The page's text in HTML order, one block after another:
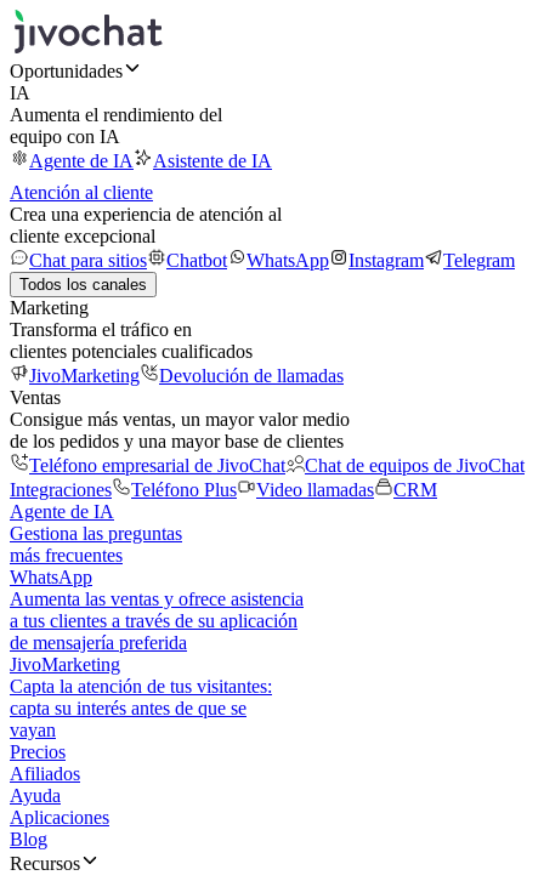
Oportunidades
IA
Aumenta el rendimiento del
equipo con IA
Agente de IA
Asistente de IA
Atención al cliente
Crea una experiencia de atención al
cliente excepcional
Chat para sitios
Chatbot WhatsApp Instagram Telegram
Todos los canales
Marketing
Transforma el tráfico en
clientes potenciales cualificados
JivoMarketing
Devolución de llamadas
Ventas
Consigue más ventas, un mayor valor medio
de los pedidos y una mayor base de clientes
Teléfono empresarial de JivoChat
Chat de equipos de JivoChat
Integraciones
Teléfono Plus Video llamadas
CRM
Agente de IA
Gestiona las preguntas
más frecuentes
WhatsApp
Aumenta las ventas y ofrece asistencia
a tus clientes a través de su aplicación
de mensajería preferida
JivoMarketing
Capta la atención de tus visitantes:
capta su interés antes de que se
vayan
Precios
Afiliados
Ayuda
Aplicaciones
Blog
Recursos